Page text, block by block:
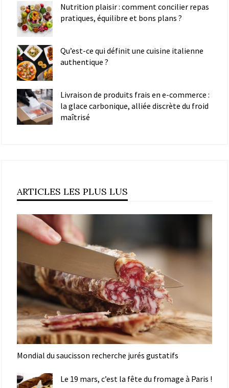
Nutrition plaisir : comment concilier repas
pratiques, équilibre et bons plans ?
Qu’est-ce qui définit une cuisine italienne
authentique ?
Livraison de produits frais en e-commerce :
la glace carbonique, alliée discrète du froid
maîtrisé
ARTICLES LES PLUS LUS
Mondial du saucisson recherche jurés gustatifs
Le 19 mars, c’est la fête du fromage à Paris !